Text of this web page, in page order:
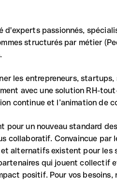
d'experts passionnés,
structurés par métier
les entrepreneurs,
avec une solution RH-
continue et l’animation de
un nouveau standard
collaboratif. Convaincue par
alternatifs existent pour
qui jouent collectif
positif. Pour vos besoins,